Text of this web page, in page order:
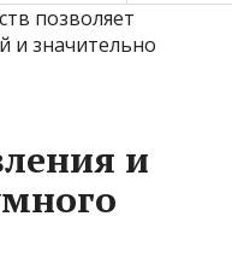
позволяет
и значительно
и